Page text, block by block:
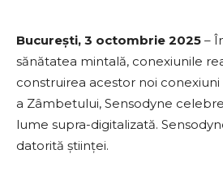
București, 3 octombrie 2025 –
sănătatea mintală, conexiunile
construirea acestor noi
a Zâmbetului, Sensodyne
lume supra-digitalizată.
datorită științei.